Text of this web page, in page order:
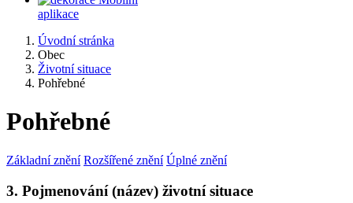
aplikace
Úvodní stránka
Obec
Životní situace
Pohřebné
Pohřebné
Základní znění Rozšířené znění Úplné znění
3. Pojmenování (název) životní situace